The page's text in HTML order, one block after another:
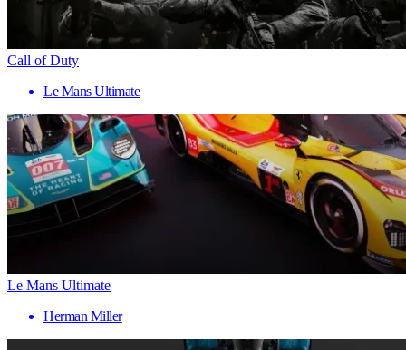
Call of Duty
Le Mans Ultimate
Le Mans Ultimate
Herman Miller